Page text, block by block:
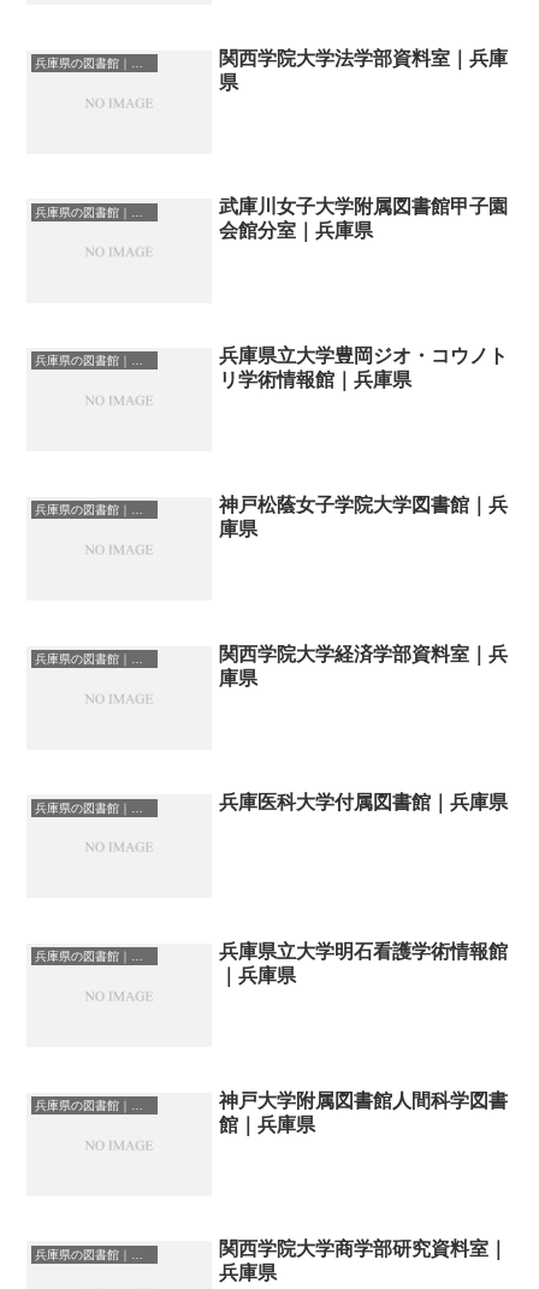
関西学院大学法学部資料室｜兵庫
県
武庫川女子大学附属図書館甲子園
会館分室｜兵庫県
兵庫県の図書館｜勉強できる場所
兵庫県立大学豊岡ジオ・コウノト
リ学術情報館｜兵庫県
神戸松蔭女子学院大学図書館｜兵
庫県
関西学院大学経済学部資料室｜兵
庫県
兵庫医科大学付属図書館｜兵庫県
兵庫県の図書館｜勉強できる場所
兵庫県立大学明石看護学術情報館
｜兵庫県
神戸大学附属図書館人間科学図書
館｜兵庫県
関西学院大学商学部研究資料室｜
兵庫県